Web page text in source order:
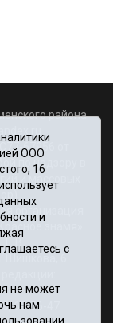
района.
67956 от
по надзору в
и массовых
организация
знамя».
В.
Шишкова, 6
69-56-47
ООО
16
и
с
не может
нам